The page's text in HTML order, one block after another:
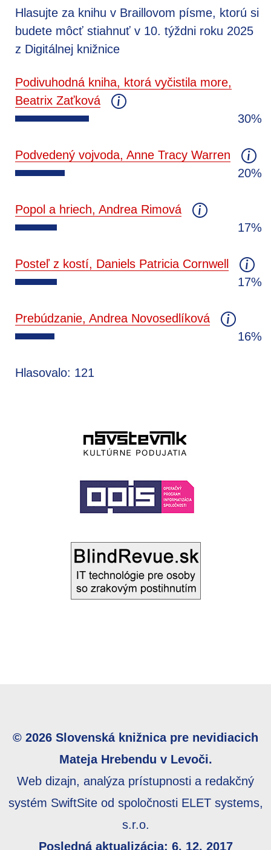
Hlasujte za knihu v Braillovom písme, ktorú si
budete môcť stiahnuť v 10. týždni roku 2025
z Digitálnej knižnice
Podivuhodná kniha, ktorá vyčistila more,
Beatrix Zaťková
30%
Podvedený vojvoda, Anne Tracy Warren
20%
Popol a hriech, Andrea Rimová
17%
Posteľ z kostí, Daniels Patricia Cornwell
17%
Prebúdzanie, Andrea Novosedlíková
16%
Hlasovalo: 121
© 2026 Slovenská knižnica pre nevidiacich
Mateja Hrebendu v Levoči.
Web dizajn, analýza prístupnosti a redakčný
systém SwiftSite od spoločnosti ELET systems,
s.r.o.
Posledná aktualizácia: 6. 12. 2017